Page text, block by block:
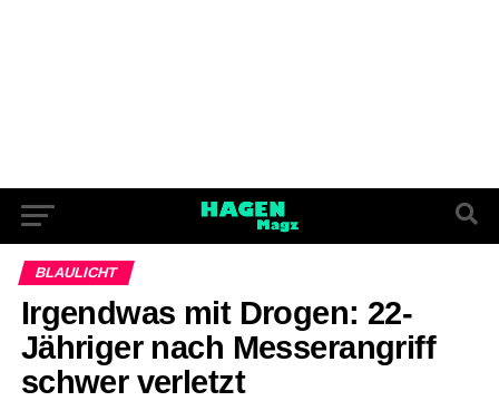
BLAULICHT
Irgendwas mit Drogen: 22-
Jähriger nach Messerangriff
schwer verletzt